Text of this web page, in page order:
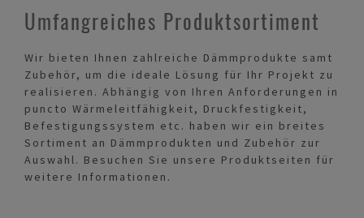
Umfangreiches Produktsortiment
Wir bieten Ihnen zahlreiche Dämmprodukte samt
Zubehör, um die ideale Lösung für Ihr Projekt zu
realisieren. Abhängig von Ihren Anforderungen in
puncto Wärmeleitfähigkeit, Druckfestigkeit,
Befestigungssystem etc. haben wir ein breites
Sortiment an Dämmprodukten und Zubehör zur
Auswahl. Besuchen Sie unsere Produktseiten für
weitere Informationen.